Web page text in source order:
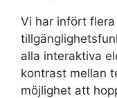
Vi har infört
alla interaktiva
kontrast mellan
möjlighet att